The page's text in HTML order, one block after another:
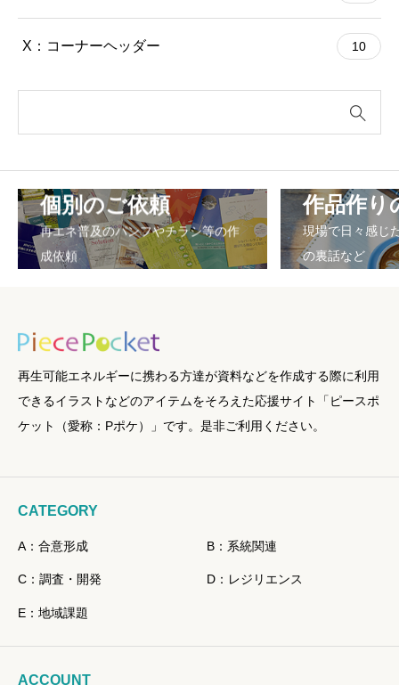
X：コーナーヘッダー 10
個別のご依頼
再エネ普及のパンフやチラシ等の作
成依頼
作品作り
現場で日々感じ
の裏話など
再生可能エネルギーに携わる方達が資料などを作成する際に利用
できるイラストなどのアイテムをそろえた応援サイト「ピースポ
ケット（愛称：Pポケ）」です。是非ご利用ください。
CATEGORY
A：合意形成 B：系統関連
C：調査・開発 D：レジリエンス
E：地域課題
ACCOUNT